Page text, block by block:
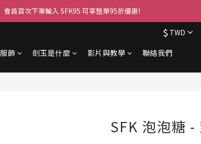
會員首次下單輸入 SFK95 可享整單95折優惠!
$ TWD
服飾 劍玉是什麼 影片與教學 聯絡我們
SFK 泡泡糖 -